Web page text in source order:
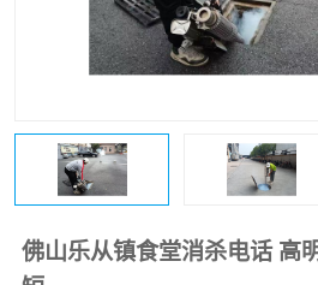
佛山乐从镇食堂消杀电话 高